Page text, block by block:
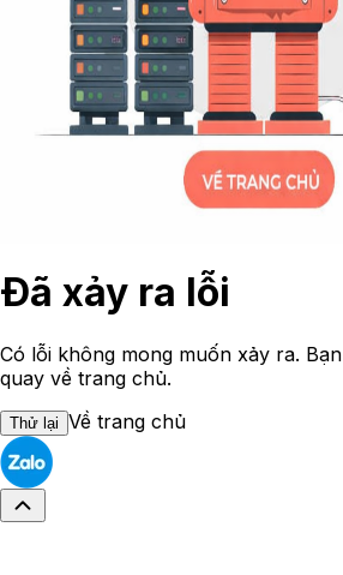
Đã xảy ra lỗi
Có lỗi không mong muốn xảy ra.
quay về trang chủ.
Thử lại Về trang chủ